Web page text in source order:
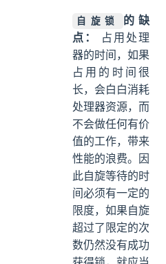
自旋锁
的缺
点：
占用处理
器的时间，如果
占用的时间很
长，会白白消耗
处理器资源，而
不会做任何有价
值的工作，带来
性能的浪费。因
此自旋等待的时
间必须有一定的
限度，如果自旋
超过了限定的次
数仍然没有成功